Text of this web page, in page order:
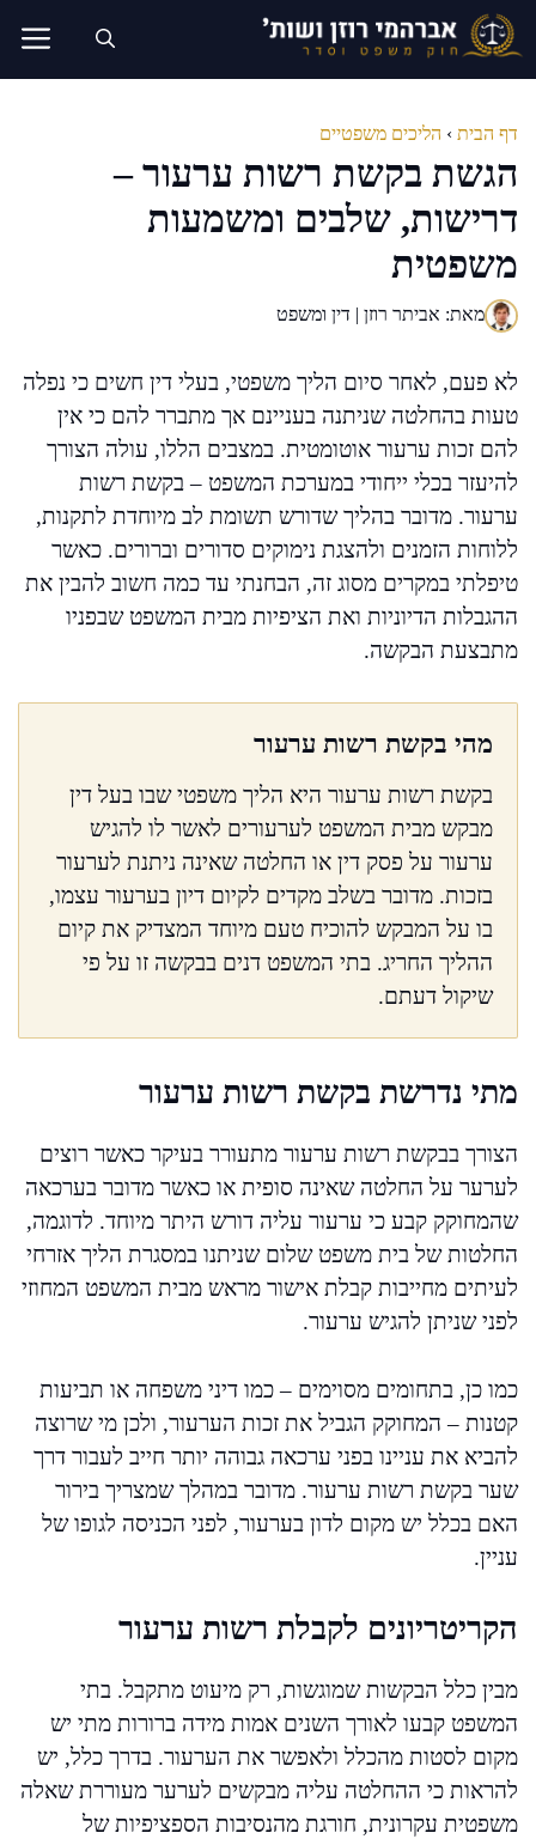
לדלג
לתוכן
דף הבית › הליכים משפטיים
הגשת בקשת רשות ערעור –
דרישות, שלבים ומשמעות
משפטית
מאת: אביתר רוזן | דין ומשפט
לא פעם, לאחר סיום הליך משפטי, בעלי דין חשים כי נפלה
טעות בהחלטה שניתנה בעניינם אך מתברר להם כי אין
להם זכות ערעור אוטומטית. במצבים הללו, עולה הצורך
להיעזר בכלי ייחודי במערכת המשפט – בקשת רשות
ערעור. מדובר בהליך שדורש תשומת לב מיוחדת לתקנות,
ללוחות הזמנים ולהצגת נימוקים סדורים וברורים. כאשר
טיפלתי במקרים מסוג זה, הבחנתי עד כמה חשוב להבין את
ההגבלות הדיוניות ואת הציפיות מבית המשפט שבפניו
מתבצעת הבקשה.
מהי בקשת רשות ערעור
בקשת רשות ערעור היא הליך משפטי שבו בעל דין
מבקש מבית המשפט לערעורים לאשר לו להגיש
ערעור על פסק דין או החלטה שאינה ניתנת לערעור
בזכות. מדובר בשלב מקדים לקיום דיון בערעור עצמו,
בו על המבקש להוכיח טעם מיוחד המצדיק את קיום
ההליך החריג. בתי המשפט דנים בבקשה זו על פי
שיקול דעתם.
מתי נדרשת בקשת רשות ערעור
הצורך בבקשת רשות ערעור מתעורר בעיקר כאשר רוצים
לערער על החלטה שאינה סופית או כאשר מדובר בערכאה
שהמחוקק קבע כי ערעור עליה דורש היתר מיוחד. לדוגמה,
החלטות של בית משפט שלום שניתנו במסגרת הליך אזרחי
לעיתים מחייבות קבלת אישור מראש מבית המשפט המחוזי
לפני שניתן להגיש ערעור.
כמו כן, בתחומים מסוימים – כמו דיני משפחה או תביעות
קטנות – המחוקק הגביל את זכות הערעור, ולכן מי שרוצה
להביא את עניינו בפני ערכאה גבוהה יותר חייב לעבור דרך
שער בקשת רשות ערעור. מדובר במהלך שמצריך בירור
האם בכלל יש מקום לדון בערעור, לפני הכניסה לגופו של
עניין.
הקריטריונים לקבלת רשות ערעור
מבין כלל הבקשות שמוגשות, רק מיעוט מתקבל. בתי
המשפט קבעו לאורך השנים אמות מידה ברורות מתי יש
מקום לסטות מהכלל ולאפשר את הערעור. בדרך כלל, יש
להראות כי ההחלטה עליה מבקשים לערער מעוררת שאלה
משפטית עקרונית, חורגת מהנסיבות הספציפיות של